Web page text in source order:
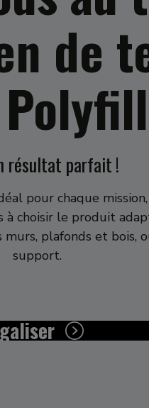
de
résultat parfait !
pour chaque
à choisir le produit
murs, plafonds et bois,
support.